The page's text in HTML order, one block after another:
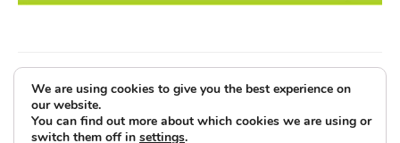
Luce Innovative Technologies
Aviso Legal
Política de Privacidad Cookies
We are using cookies to give you the best experience on
our website.
You can find out more about which cookies we are using or
switch them off in settings.